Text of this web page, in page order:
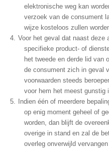
elektronische weg kan
verzoek van de consument
wijze kosteloos zullen
Voor het geval dat naast deze
specifieke product- of
het tweede en derde lid van
de consument zich in geval
voorwaarden steeds
voor hem het meest gunstig
Indien één of meerdere
op enig moment geheel of
worden, dan blijft de
overige in stand en zal de
overleg onverwijld